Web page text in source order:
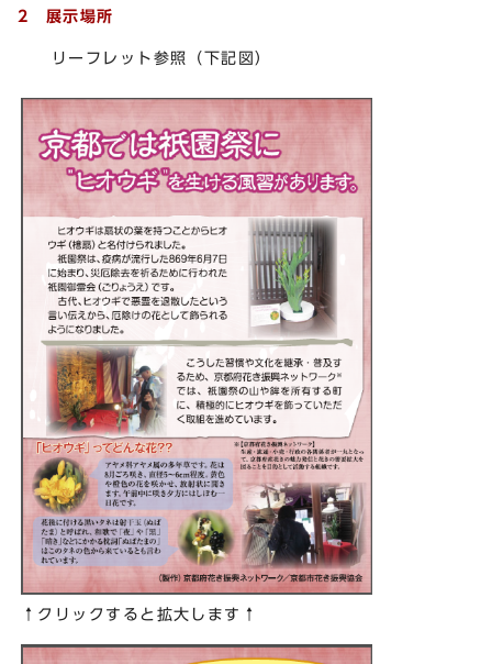
2 展示場所
リーフレット参照（下記図）
↑クリックすると拡大します↑